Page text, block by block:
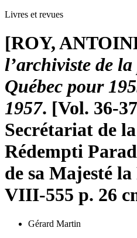
Livres et revues
[ROY,
l’archiviste de
Québec pour
1957. [Vol. 36-
Secrétariat de
Rédempti
de sa Majesté
VIII-555 p. 26
Gérard Martin